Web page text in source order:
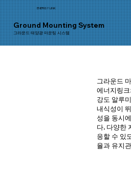
ENERGY LINK
Ground Mounting System
그라운드 태양광 마운팅 시스템
그라운드
에너지링
강도 알루
내식성이
성을 동시
다. 다양한
응할 수 있
율과 유지